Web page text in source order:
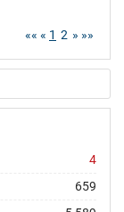
giữa Viện Hàn
và Tỉnh ủy Cao
Bộ và Tây
«« « 1 2 » »»
4
659